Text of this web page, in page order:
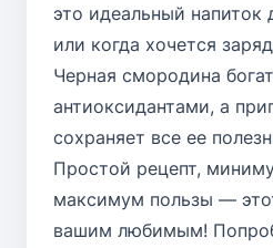
это идеальный напиток
или когда хочется
Черная смородина
антиоксидантами, а
сохраняет все ее
Простой рецепт,
максимум пользы —
вашим любимым!